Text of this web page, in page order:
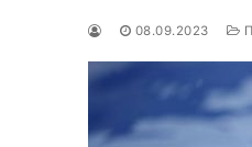
08.09.2023